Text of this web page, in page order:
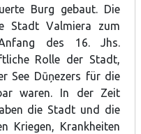
Burg gebaut. Die
Stadt Valmiera zum
des 16. Jhs.
Rolle der Stadt,
See Dūņezers für die
waren. In der Zeit
die Stadt und die
Kriegen, Krankheiten